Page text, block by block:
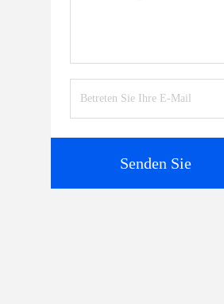
Senden Sie